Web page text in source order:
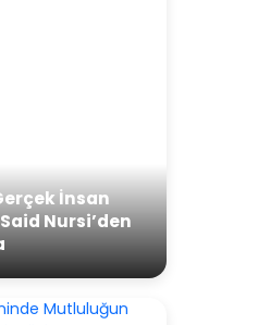
İnsan
Nursi’den